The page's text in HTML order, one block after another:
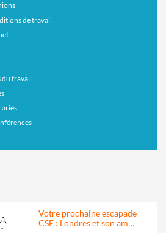
de travail
travail
Votre prochaine escapade
CSE : Londres et son am…